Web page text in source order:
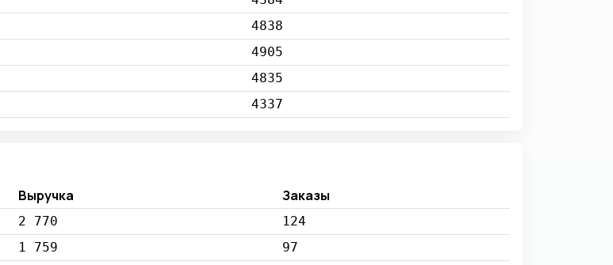
4838
4905
4835
4337
Выручка Заказы
2 770
124
1 759
97